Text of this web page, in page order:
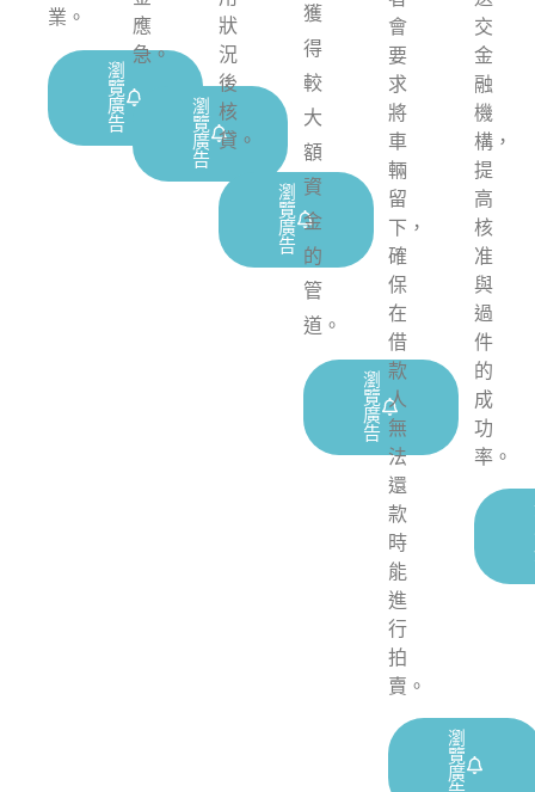
業。
瀏
覽
廣
告
應
急。
瀏
覽
廣
告
狀
況
後
核
貸。
瀏
覽
廣
告
獲
得
較
大
額
資
金
的
管
道。
瀏
覽
廣
告
會
要
求
將
車
輛
留
下，
確
保
在
借
款
人
無
法
還
款
時
能
進
行
拍
賣。
瀏
覽
廣
交
金
融
機
構，
提
高
核
准
與
過
件
的
成
功
率。